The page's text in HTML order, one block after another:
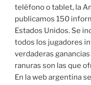
teléfono o tablet, la
publicamos 150
Estados Unidos. Se
todos los jugadores
verdaderas
ranuras son las que
En la web argentina